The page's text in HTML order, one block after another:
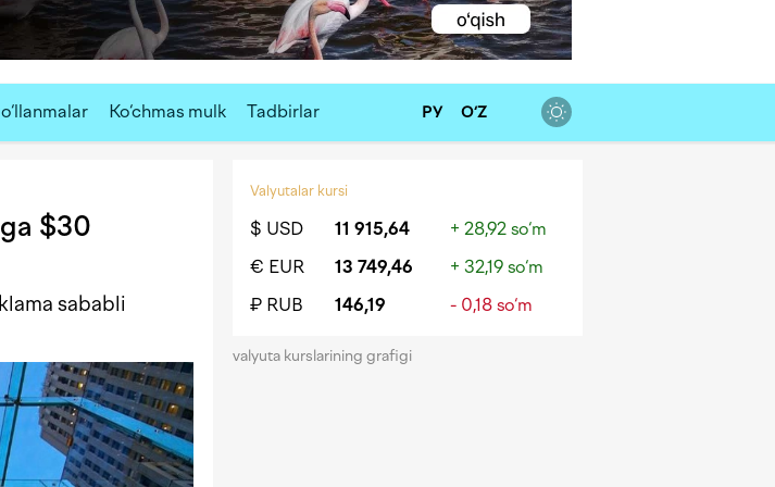
Ko‘chmas mulk Tadbirlar РУ O‘Z
$30
sababli
Valyutalar kursi
$ USD 11 915,64
+ 28,92 so‘m
€ EUR
13 749,46
+ 32,19 so‘m
₽ RUB
146,19 - 0,18 so‘m
valyuta kurslarining grafigi